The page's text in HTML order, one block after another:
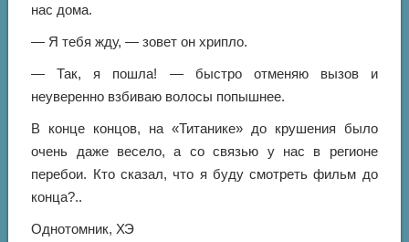
нас дома.
— Я тебя жду, — зовет он хрипло.
— Так, я пошла! — быстро отменяю вызов и
неуверенно взбиваю волосы попышнее.
В конце концов, на «Титанике» до крушения было
очень даже весело, а со связью у нас в регионе
перебои. Кто сказал, что я буду смотреть фильм до
конца?..
Однотомник, ХЭ